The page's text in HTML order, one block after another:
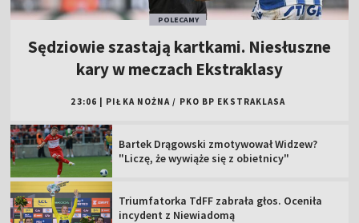
POLECAMY
Sędziowie szastają kartkami. Niesłuszne
kary w meczach Ekstraklasy
23:06 PIŁKA NOŻNA / PKO BP EKSTRAKLASA
Bartek Drągowski zmotywował Widzew?
"Liczę, że wywiąże się z obietnicy"
Triumfatorka TdFF zabrała głos. Oceniła
incydent z Niewiadomą